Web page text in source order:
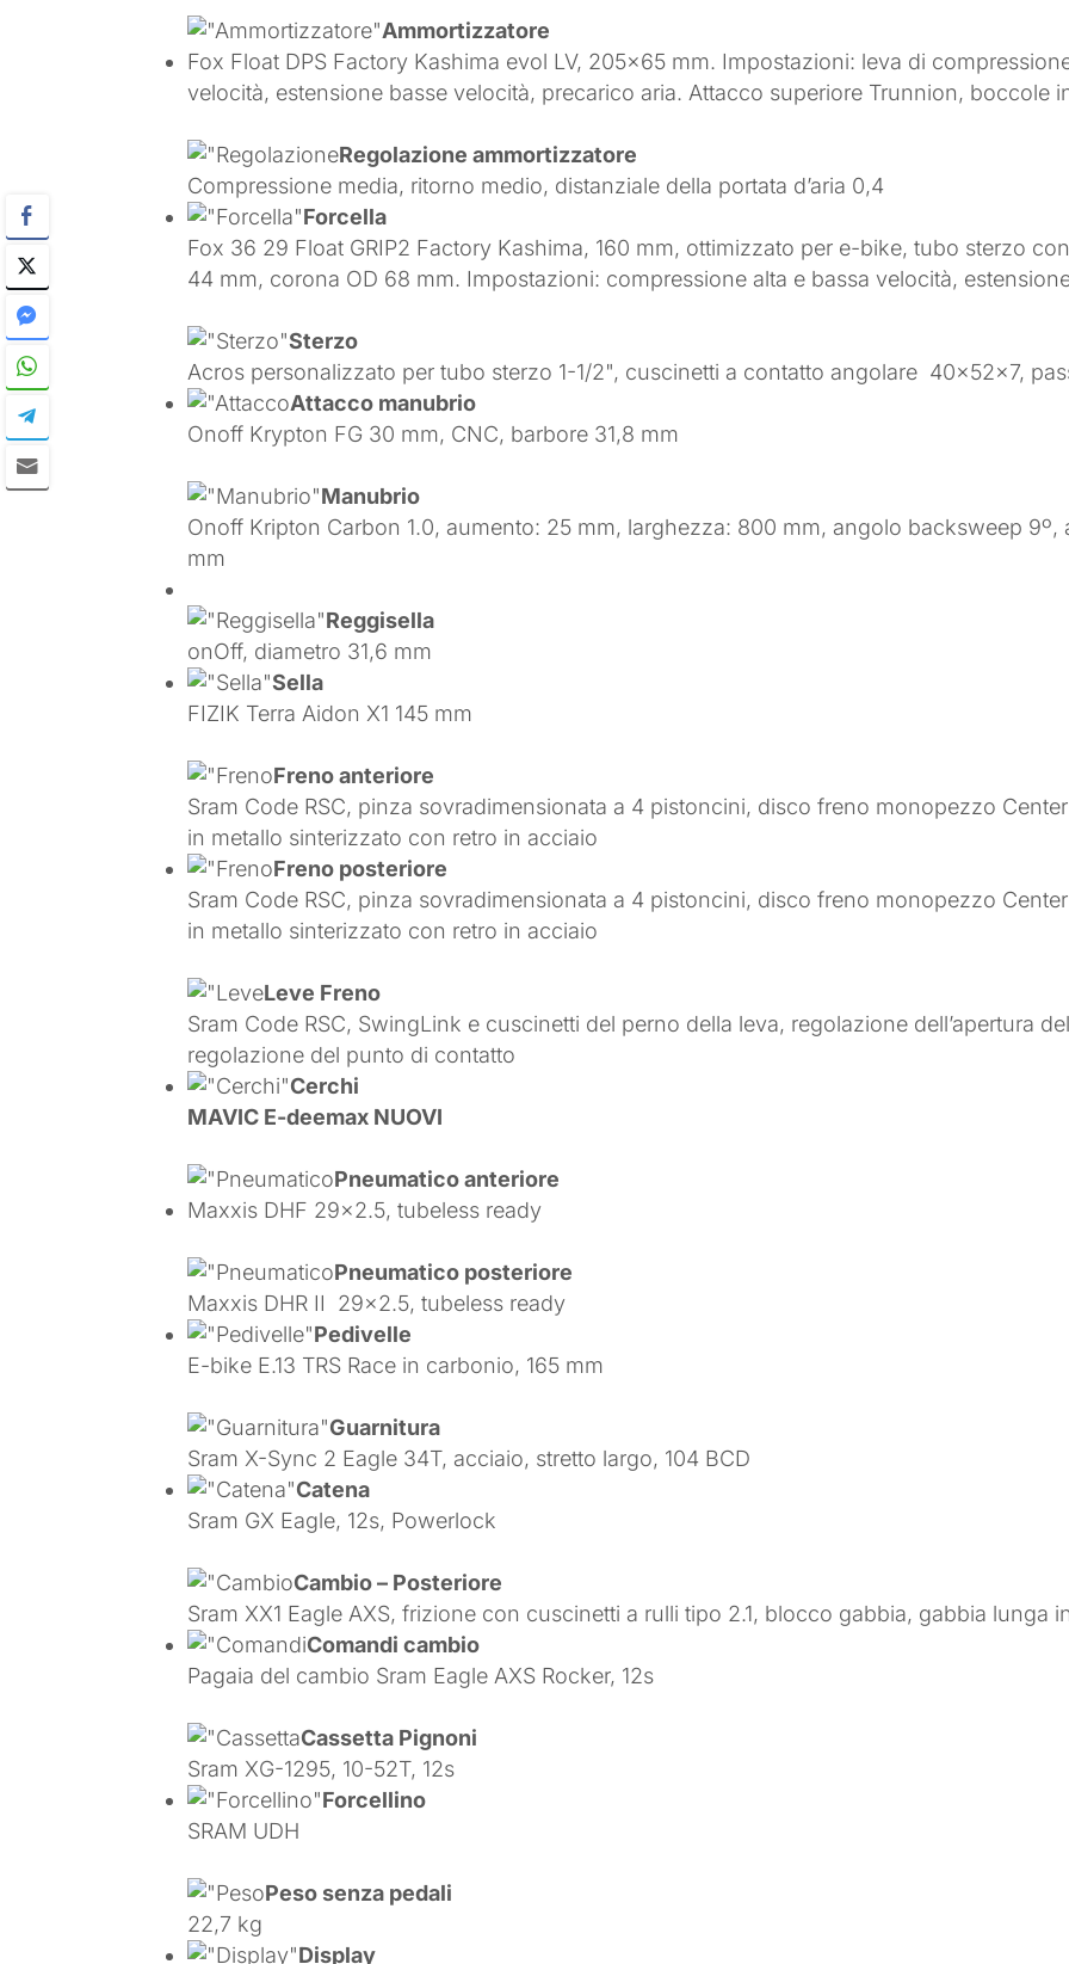
Ammortizzatore
Fox Float DPS Factory Kashima evol LV, 205×65 mm. Impostazioni: leva di
velocità, estensione basse velocità, precarico aria. Attacco superiore Trunnion, boccole
Regolazione ammortizzatore
Compressione media, ritorno medio, distanziale della portata d’aria 0,4
Forcella
Fox 36 29 Float GRIP2 Factory Kashima, 160 mm, ottimizzato per e-bike, tubo sterzo
44 mm, corona OD 68 mm. Impostazioni: compressione alta e bassa velocità,
Sterzo
Acros personalizzato per tubo sterzo 1-1/2", cuscinetti a contatto angolare 40x52x7,
Attacco manubrio
Onoff Krypton FG 30 mm, CNC, barbore 31,8 mm
Manubrio
Onoff Kripton Carbon 1.0, aumento: 25 mm, larghezza: 800 mm, angolo backsweep 9º,
mm
Reggisella
onOff, diametro 31,6 mm
Sella
FIZIK Terra Aidon X1 145 mm
Freno anteriore
Sram Code RSC, pinza sovradimensionata a 4 pistoncini, disco freno monopezzo
in metallo sinterizzato con retro in acciaio
Freno posteriore
Sram Code RSC, pinza sovradimensionata a 4 pistoncini, disco freno monopezzo
in metallo sinterizzato con retro in acciaio
Leve Freno
Sram Code RSC, SwingLink e cuscinetti del perno della leva, regolazione dell’apertura
regolazione del punto di contatto
Cerchi
MAVIC E-deemax NUOVI
Pneumatico anteriore
Maxxis DHF 29×2.5, tubeless ready
Pneumatico posteriore
Maxxis DHR II 29×2.5, tubeless ready
Pedivelle
E-bike E.13 TRS Race in carbonio, 165 mm
Guarnitura
Sram X-Sync 2 Eagle 34T, acciaio, stretto largo, 104 BCD
Catena
Sram GX Eagle, 12s, Powerlock
Cambio – Posteriore
Sram XX1 Eagle AXS, frizione con cuscinetti a rulli tipo 2.1, blocco gabbia, gabbia lunga
Comandi cambio
Pagaia del cambio Sram Eagle AXS Rocker, 12s
Cassetta Pignoni
Sram XG-1295, 10-52T, 12s
Forcellino
SRAM UDH
Peso senza pedali
22,7 kg
Display